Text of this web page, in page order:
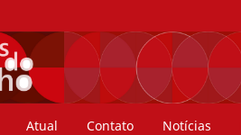
Atual Contato Notícias